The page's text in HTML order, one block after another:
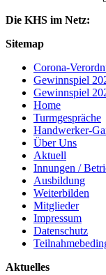
Die KHS im Netz:
Sitemap
Corona-
Gewinnspiel
Gewinnspiel
Home
Turmgespräche
Handwerker-
Über Uns
Aktuell
Innungen /
Ausbildung
Weiterbilden
Mitglieder
Impressum
Datenschutz
Aktuelles